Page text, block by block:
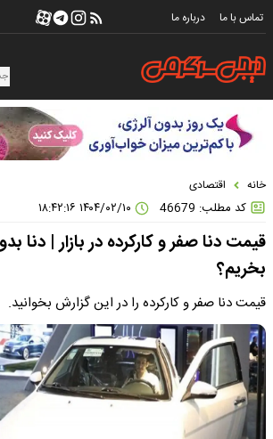
تماس با ما درباره ما
خانه اقتصادی
کد مطلب: 46679
قیمت دنا صفر و کارکرده در بازار | دنا
بخریم؟
قیمت دنا صفر و کارکرده را در این گزارش بخوانید.